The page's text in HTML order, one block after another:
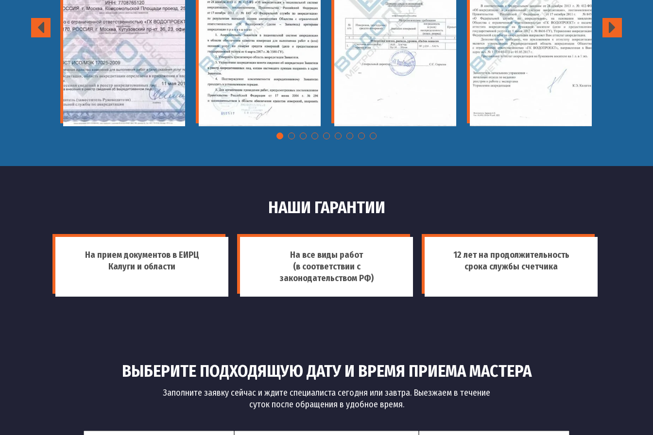
НАШИ ГАРАНТИИ
На прием документов в ЕИРЦ
Калуги и области
На все виды работ
(в соответствии с
законодательством РФ)
12 лет на продолжительность
срока службы счетчика
ВЫБЕРИТЕ ПОДХОДЯЩУЮ ДАТУ И ВРЕМЯ ПРИЕМА МАСТЕРА
Заполните заявку сейчас и ждите специалиста сегодня или завтра. Выезжаем в течение
суток после обращения в удобное время.